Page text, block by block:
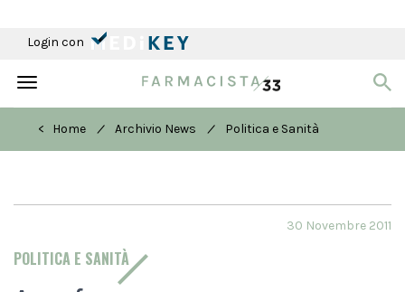
Login con
Toggle
< Home
/ Archivio News / Politica e Sanità
POLITICA E SANITÀ
30 Novembre 2011